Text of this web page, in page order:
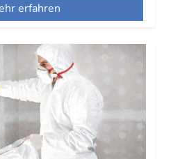
erfahren